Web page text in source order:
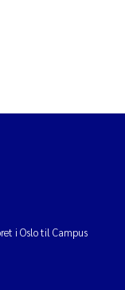
i Oslo til Campus